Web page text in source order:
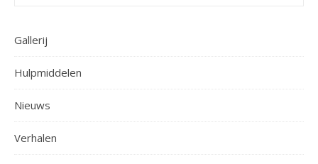
Gallerij
Hulpmiddelen
Nieuws
Verhalen